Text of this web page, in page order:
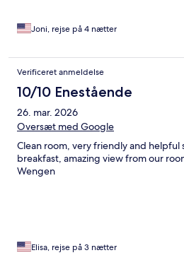
Joni, rejse på 4 nætter
Verificeret anmeldelse
10/10 Enestående
26. mar. 2026
Oversæt med Google
Clean room, very friendly and helpful
breakfast, amazing view from our
Wengen
Elisa, rejse på 3 nætter